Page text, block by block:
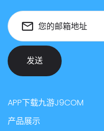
您的邮箱地址
发送
APP下载九游J9COM
产品展示